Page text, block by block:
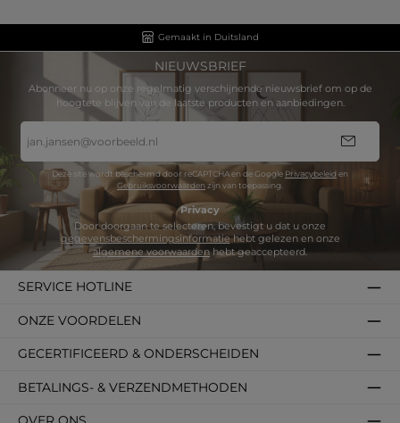
Gemaakt in Duitsland
NIEUWSBRIEF
Abonneer nu op onze regelmatig verschijnende nieuwsbrief om op de
hoogtete blijven van de laatste producten en aanbiedingen.
mailadres
*
Deze site wordt beschermd door reCAPTCHA en de Google Privacybeleid en
Gebruiksvoorwaarden zijn van toepassing.
Privacy
gegevensbeschermingsinformatie
algemene voorwaardenhebt geaccepteerd.
SERVICE HOTLINE
BETALINGS- & VERZENDMETHODEN
GECERTIFICEERD & ONDERSCHEIDEN
ONZE VOORDELEN